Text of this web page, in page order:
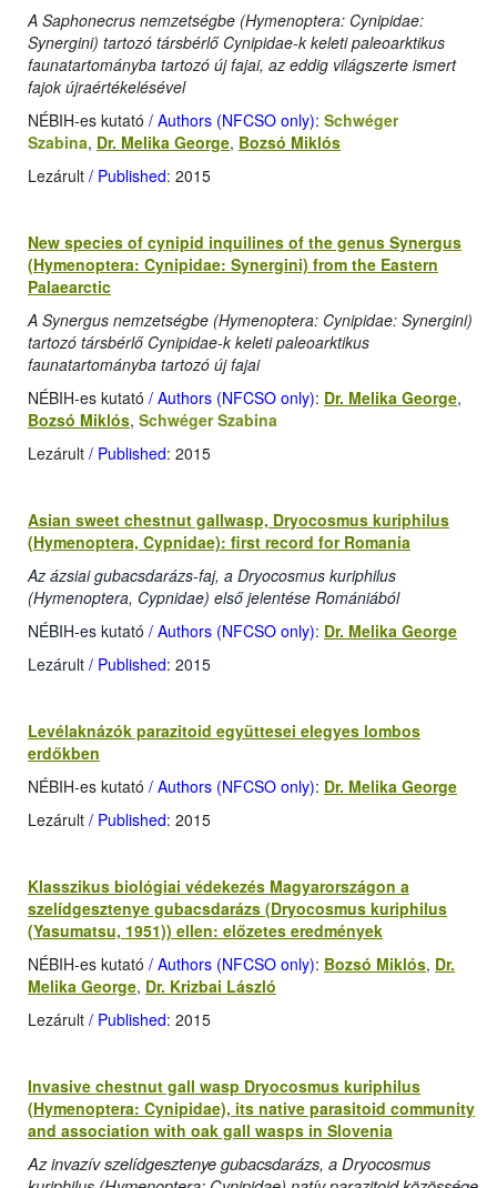
A Saphonecrus nemzetségbe (Hymenoptera: Cynipidae:
Synergini) tartozó társbérlő Cynipidae-k keleti paleoarktikus
faunatartományba tartozó új fajai, az eddig világszerte ismert
fajok újraértékelésével
NÉBIH-es kutató / Authors (NFCSO only): Schwéger
Szabina, Dr. Melika George, Bozsó Miklós
Lezárult / Published: 2015
New species of cynipid inquilines of the genus Synergus
(Hymenoptera: Cynipidae: Synergini) from the Eastern
Palaearctic
A Synergus nemzetségbe (Hymenoptera: Cynipidae: Synergini)
tartozó társbérlő Cynipidae-k keleti paleoarktikus
faunatartományba tartozó új fajai
NÉBIH-es kutató / Authors (NFCSO only): Dr. Melika George,
Bozsó Miklós, Schwéger Szabina
Lezárult / Published: 2015
Asian sweet chestnut gallwasp, Dryocosmus kuriphilus
(Hymenoptera, Cypnidae): first record for Romania
Az ázsiai gubacsdarázs-faj, a Dryocosmus kuriphilus
(Hymenoptera, Cypnidae) első jelentése Romániából
NÉBIH-es kutató / Authors (NFCSO only): Dr. Melika George
Lezárult / Published: 2015
Levélaknázók parazitoid együttesei elegyes lombos
erdőkben
NÉBIH-es kutató / Authors (NFCSO only): Dr. Melika George
Lezárult / Published: 2015
Klasszikus biológiai védekezés Magyarországon a
szelídgesztenye gubacsdarázs (Dryocosmus kuriphilus
(Yasumatsu, 1951)) ellen: előzetes eredmények
NÉBIH-es kutató / Authors (NFCSO only): Bozsó Miklós, Dr.
Melika George, Dr. Krizbai László
Lezárult / Published: 2015
Invasive chestnut gall wasp Dryocosmus kuriphilus
(Hymenoptera: Cynipidae), its native parasitoid community
and association with oak gall wasps in Slovenia
Az invazív szelídgesztenye gubacsdarázs, a Dryocosmus